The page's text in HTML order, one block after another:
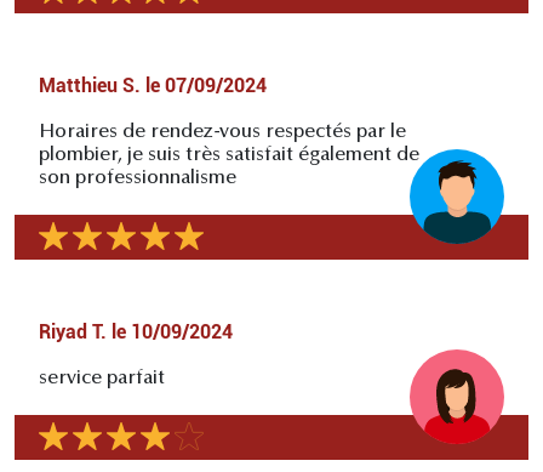
Matthieu S. le 07/09/2024
Horaires de rendez-vous respectés par le
plombier, je suis très satisfait également de
son professionnalisme
Riyad T. le 10/09/2024
service parfait